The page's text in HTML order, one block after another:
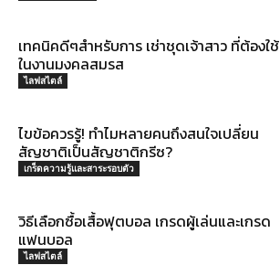
เทคนิคดีๆสำหรับการ เช่าชุดเจ้าสาว ที่ต้องใช้
ในงานมงคลสมรส
ไลฟสไตล์
ไขข้อควรรู้! ทำไมหลายคนถึงสนใจเปลี่ยน
สัญชาติเป็นสัญชาติกรีซ?
เกร็ดความรู้และสาระรอบตัว
วิธีเลือกซื้อเสื้อฟุตบอล เกรดผู้เล่นและเกรด
แฟนบอล
ไลฟสไตล์